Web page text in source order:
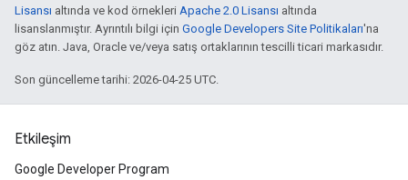
Lisansı altında ve kod örnekleri Apache 2.0 Lisansı altında
lisanslanmıştır. Ayrıntılı bilgi için Google Developers Site Politikaları'na
göz atın. Java, Oracle ve/veya satış ortaklarının tescilli ticari markasıdır.
Son güncelleme tarihi: 2026-04-25 UTC.
Etkileşim
Google Developer Program